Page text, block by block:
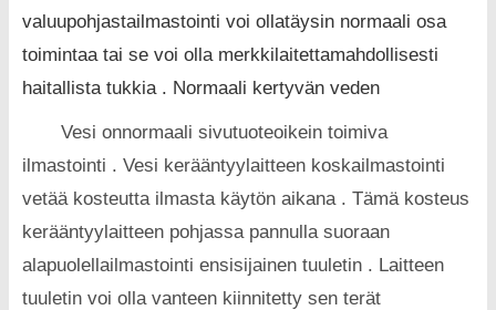
valuupohjastailmastointi voi ollatäysin normaali osa
toimintaa tai se voi olla merkkilaitettamahdollisesti
haitallista tukkia . Normaali kertyvän veden
Vesi onnormaali sivutuoteoikein toimiva
ilmastointi . Vesi kerääntyylaitteen koskailmastointi
vetää kosteutta ilmasta käytön aikana . Tämä kosteus
kerääntyylaitteen pohjassa pannulla suoraan
alapuolellailmastointi ensisijainen tuuletin . Laitteen
tuuletin voi olla vanteen kiinnitetty sen terät